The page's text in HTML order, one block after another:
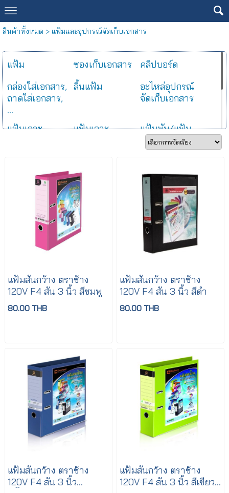
สินค้าทั้งหมด > แฟ้มและอุปกรณ์จัดเก็บเอกสาร
แฟ้ม ซองเก็บเอกสาร
คลิปบอร์ด
กล่องใส่เอกสาร,
ถาดใส่เอกสาร,
...
ลิ้นแฟ้ม
อะไหล่อุปกรณ์
จัดเก็บเอกสาร
แฟ้มเจาะ
แฟ้มเจาะ
แฟ้มพับ/แฟ้ม
แขวน
แฟ้มสันกว้าง แผ่นพลาสติกใส
แฟ้มสันกว้าง ตราช้าง
120V F4 สัน 3 นิ้ว สีชมพู
80.00 THB
แฟ้มสันกว้าง ตราช้าง
120V F4 สัน 3 นิ้ว สีดำ
80.00 THB
แฟ้มสันกว้าง ตราช้าง
120V F4 สัน 3 นิ้ว
แฟ้มสันกว้าง ตราช้าง
120V F4 สัน 3 นิ้ว สีเขียว